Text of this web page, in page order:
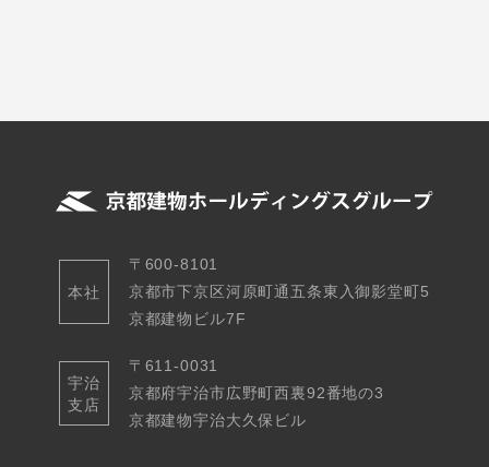
本社
〒600-8101
京都市下京区河原町通五条東入御影堂町5
京都建物ビル7F
宇治
支店
〒611-0031
京都府宇治市広野町西裏92番地の3
京都建物宇治大久保ビル